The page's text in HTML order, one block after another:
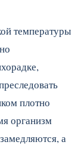
температуры
плотно
организм
а